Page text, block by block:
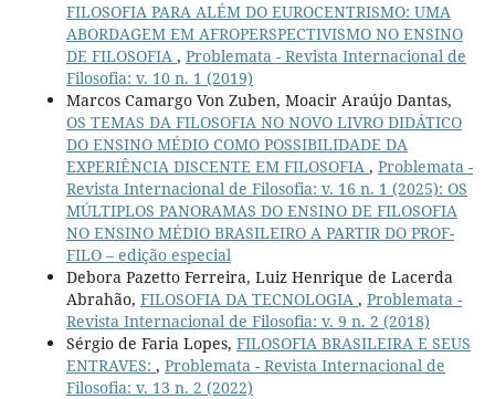
FILOSOFIA PARA ALÉM DO EUROCENTRISMO: UMA
ABORDAGEM EM AFROPERSPECTIVISMO NO ENSINO
DE FILOSOFIA , Problemata - Revista Internacional de
Filosofia: v. 10 n. 1 (2019)
Marcos Camargo Von Zuben, Moacir Araújo Dantas,
OS TEMAS DA FILOSOFIA NO NOVO LIVRO DIDÁTICO
DO ENSINO MÉDIO COMO POSSIBILIDADE DA
EXPERIÊNCIA DISCENTE EM FILOSOFIA , Problemata -
Revista Internacional de Filosofia: v. 16 n. 1 (2025): OS
MÚLTIPLOS PANORAMAS DO ENSINO DE FILOSOFIA
NO ENSINO MÉDIO BRASILEIRO A PARTIR DO PROF-
FILO – edição especial
Debora Pazetto Ferreira, Luiz Henrique de Lacerda
Abrahão, FILOSOFIA DA TECNOLOGIA , Problemata -
Revista Internacional de Filosofia: v. 9 n. 2 (2018)
Sérgio de Faria Lopes, FILOSOFIA BRASILEIRA E SEUS
ENTRAVES: , Problemata - Revista Internacional de
Filosofia: v. 13 n. 2 (2022)